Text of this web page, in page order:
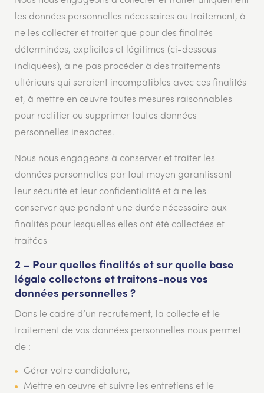
les données personnelles nécessaires au traitement, à
ne les collecter et traiter que pour des finalités
déterminées, explicites et légitimes (ci-dessous
indiquées), à ne pas procéder à des traitements
ultérieurs qui seraient incompatibles avec ces finalités
et, à mettre en œuvre toutes mesures raisonnables
pour rectifier ou supprimer toutes données
personnelles inexactes.
Nous nous engageons à conserver et traiter les
données personnelles par tout moyen garantissant
leur sécurité et leur confidentialité et à ne les
conserver que pendant une durée nécessaire aux
finalités pour lesquelles elles ont été collectées et
traitées
2 – Pour quelles finalités et sur quelle base
légale collectons et traitons-nous vos
données personnelles ?
Dans le cadre d’un recrutement, la collecte et le
traitement de vos données personnelles nous permet
de :
Gérer votre candidature,
Mettre en œuvre et suivre les entretiens et le